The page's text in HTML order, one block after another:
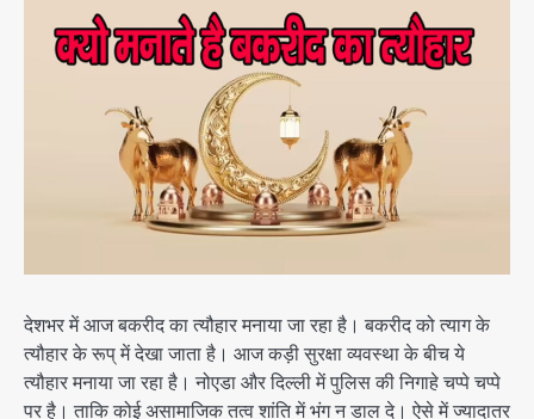
देशभर में आज बकरीद का त्यौहार मनाया जा रहा है। बकरीद को त्याग के
त्यौहार के रूप् में देखा जाता है। आज कड़ी सुरक्षा व्यवस्था के बीच ये
त्यौहार मनाया जा रहा है। नोएडा और दिल्ली में पुलिस की निगाहे चप्पे चप्पे
पर है। ताकि कोई असामाजिक तत्व शांति में भंग न डाल दे। ऐसे में ज्यादातर